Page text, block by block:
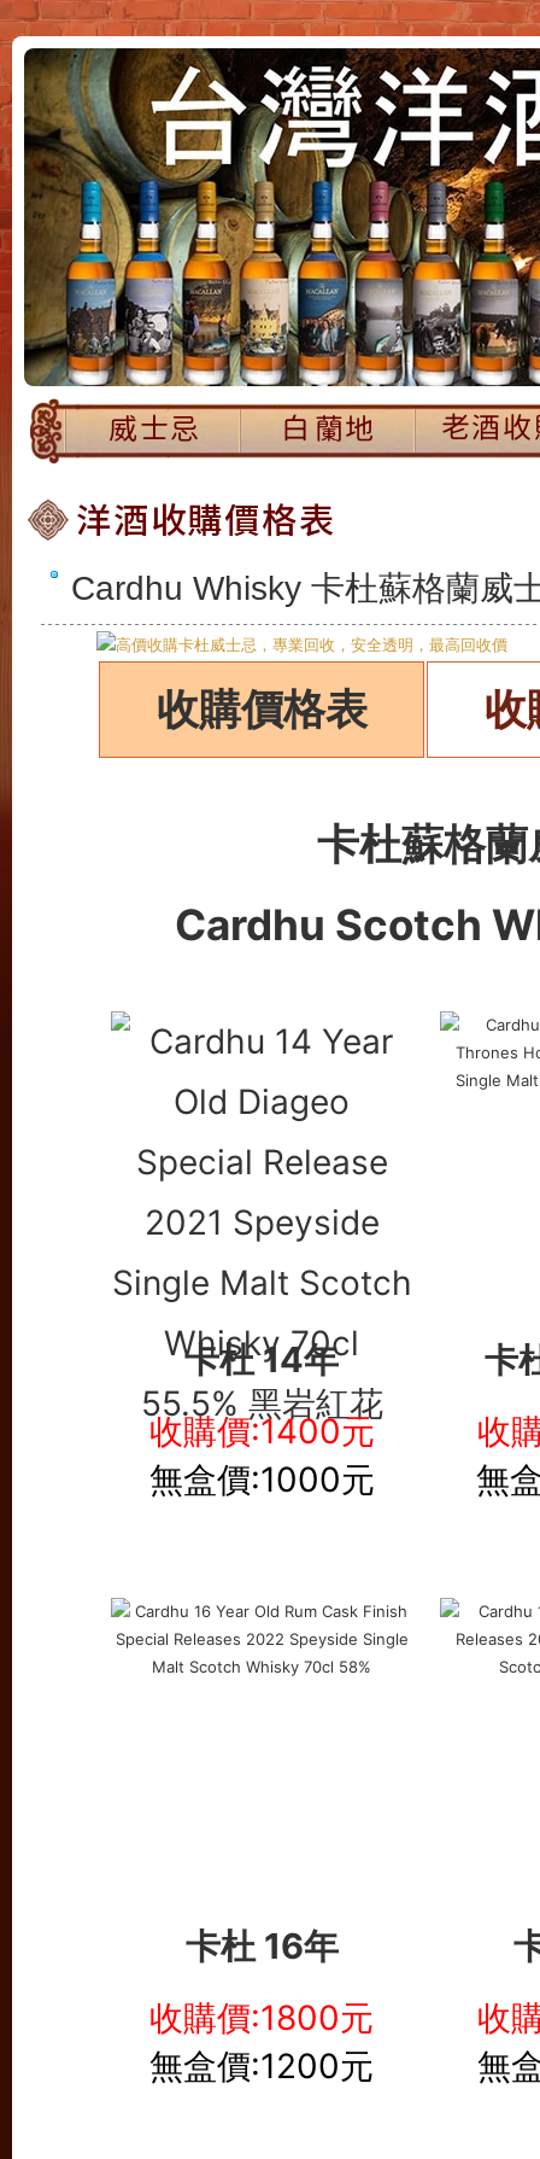
Cardhu Whisky 卡杜蘇格蘭威
收購價格表 收
卡杜蘇格
Cardhu Scotch
卡杜 14年
卡
收購價:1400元
無盒價:1000元
收
無
卡杜 16年
收購價:1800元
無盒價:1200元
收
無